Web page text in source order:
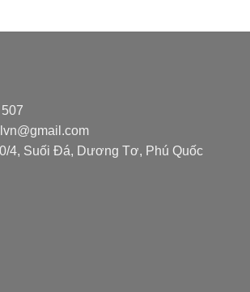
4, Suối Đá, Dương Tơ, Phú Quốc